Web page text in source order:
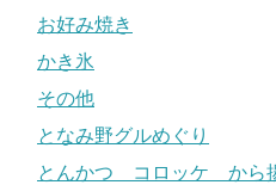
お好み焼き
かき氷
その他
となみ野グルめぐり
とんかつ コロッケ から